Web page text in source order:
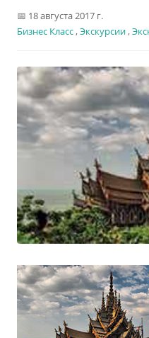
18 августа 2017 г.
Бизнес Класс,Экскурсии,